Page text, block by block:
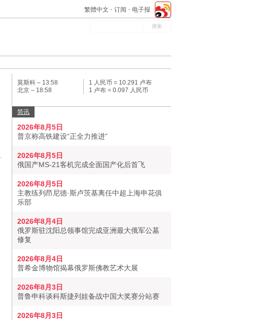
繁體中文 订阅 电子报
莫斯科 – 13:58
北京 – 18:58
1 人民币 = 10.291 卢布
1 卢布 = 0.097 人民币
简讯
2026年8月5日
普京称高铁建设“正全力推进”
2026年8月5日
俄国产MS-21客机完成全面国产化后首飞
2026年8月5日
主教练列昂尼德·斯卢茨基离任中超上海申花俱
乐部
2026年8月4日
俄罗斯驻沈阳总领事馆完成亚洲最大俄军公墓
修复
2026年8月4日
普希金博物馆揭幕俄罗斯佛教艺术大展
2026年8月3日
普鲁申科谈科斯捷列娃备战中国大奖赛分站赛
2026年8月3日